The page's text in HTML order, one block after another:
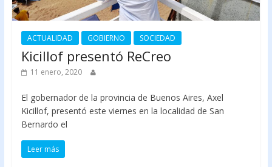
ACTUALIDAD GOBIERNO SOCIEDAD
Kicillof presentó ReCreo
11 enero, 2020
El gobernador de la provincia de Buenos Aires, Axel
Kicillof, presentó este viernes en la localidad de San
Bernardo el
Leer más